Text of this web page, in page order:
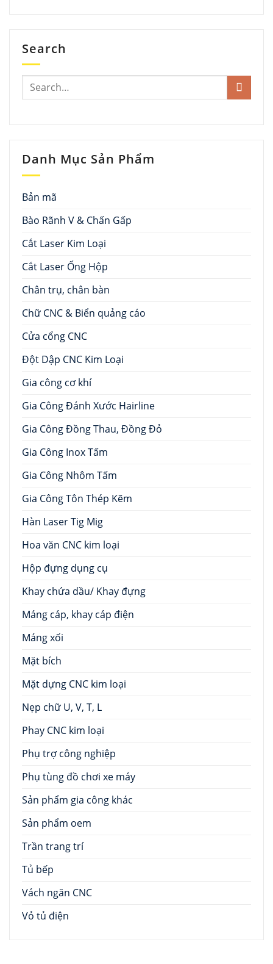
Search
Danh Mục Sản Phẩm
Bản mã
Bào Rãnh V & Chấn Gấp
Cắt Laser Kim Loại
Cắt Laser Ống Hộp
Chân trụ, chân bàn
Chữ CNC & Biển quảng cáo
Cửa cổng CNC
Đột Dập CNC Kim Loại
Gia công cơ khí
Gia Công Đánh Xước Hairline
Gia Công Đồng Thau, Đồng Đỏ
Gia Công Inox Tấm
Gia Công Nhôm Tấm
Gia Công Tôn Thép Kẽm
Hàn Laser Tig Mig
Hoa văn CNC kim loại
Hộp đựng dụng cụ
Khay chứa dầu/ Khay đựng
Máng cáp, khay cáp điện
Máng xối
Mặt bích
Mặt dựng CNC kim loại
Nẹp chữ U, V, T, L
Phay CNC kim loại
Phụ trợ công nghiệp
Phụ tùng đồ chơi xe máy
Sản phẩm gia công khác
Sản phẩm oem
Trần trang trí
Tủ bếp
Vách ngăn CNC
Vỏ tủ điện